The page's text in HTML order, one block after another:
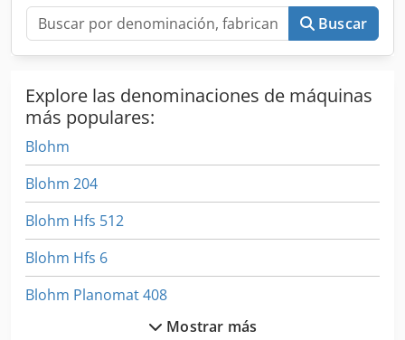
Buscar
Explore las denominaciones de máquinas
más populares:
Blohm
Blohm 204
Blohm Hfs 512
Blohm Hfs 6
Blohm Planomat 408
Mostrar más